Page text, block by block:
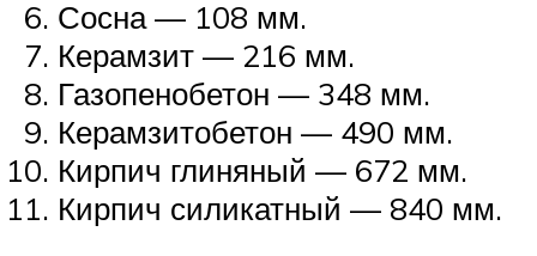
Сосна — 108 мм.
Керамзит — 216 мм.
Газопенобетон — 348 мм.
Керамзитобетон — 490 мм.
Кирпич глиняный — 672 мм.
Кирпич силикатный — 840 мм.